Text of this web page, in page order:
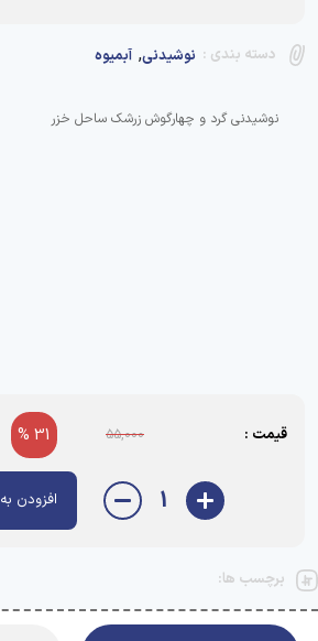
دسته بندی : نوشیدنی, آبمیوه
نوشیدنی گرد و چهارگوش زرشک ساحل خزر
قیمت : 55,000
31 %
1 افزودن به سبد خرید
برچسب ها: